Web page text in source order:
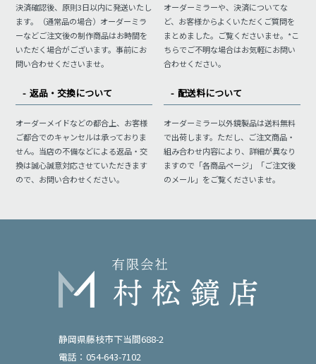
決済確認後、原則3日以内に発送いたし
ます。（通常品の場合）オーダーミラ
ーなどご注文後の制作商品はお時間を
いただく場合がございます。事前にお
問い合わせくださいませ。
オーダーミラーや、決済についてな
ど、お客様からよくいただくご質問を
まとめました。ご覧くださいませ。*こ
ちらでご不明な場合はお気軽にお問い
合わせください。
返品・交換について
オーダーメイドなどの都合上、お客様
ご都合でのキャンセルは承っておりま
せん。当店の不備などによる返品・交
換は誠心誠意対応させていただきます
ので、お問い合わせください。
配送料について
オーダーミラー以外鏡製品は送料無料
で出荷します。ただし、ご注文商品・
組み合わせ内容により、詳細が異なり
ますので「各商品ページ」「ご注文後
のメール」をご覧くださいませ。
静岡県藤枝市下当間688-2
電話：054-643-7102